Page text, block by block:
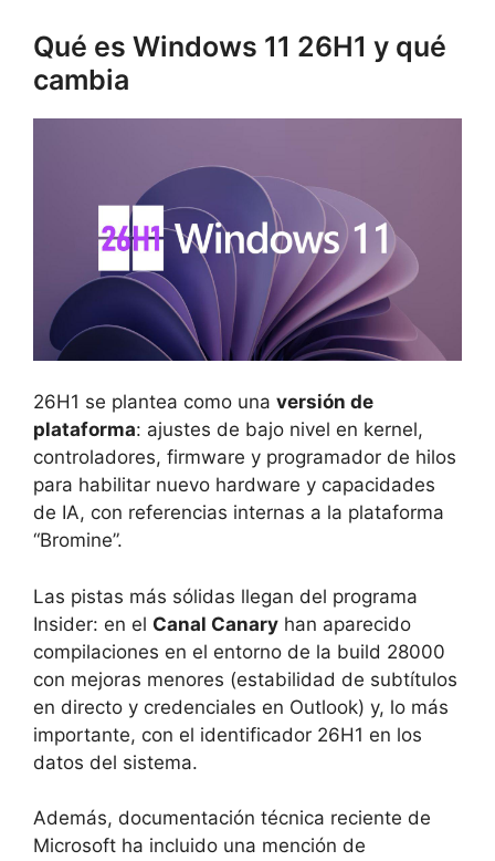
Qué es Windows 11 26H1 y qué
cambia
26H1 se plantea como una versión de
plataforma: ajustes de bajo nivel en kernel,
controladores, firmware y programador de hilos
para habilitar nuevo hardware y capacidades
de IA, con referencias internas a la plataforma
“Bromine”.
Las pistas más sólidas llegan del programa
Insider: en el Canal Canary han aparecido
compilaciones en el entorno de la build 28000
con mejoras menores (estabilidad de subtítulos
en directo y credenciales en Outlook) y, lo más
importante, con el identificador 26H1 en los
datos del sistema.
Además, documentación técnica reciente de
Microsoft ha incluido una mención de